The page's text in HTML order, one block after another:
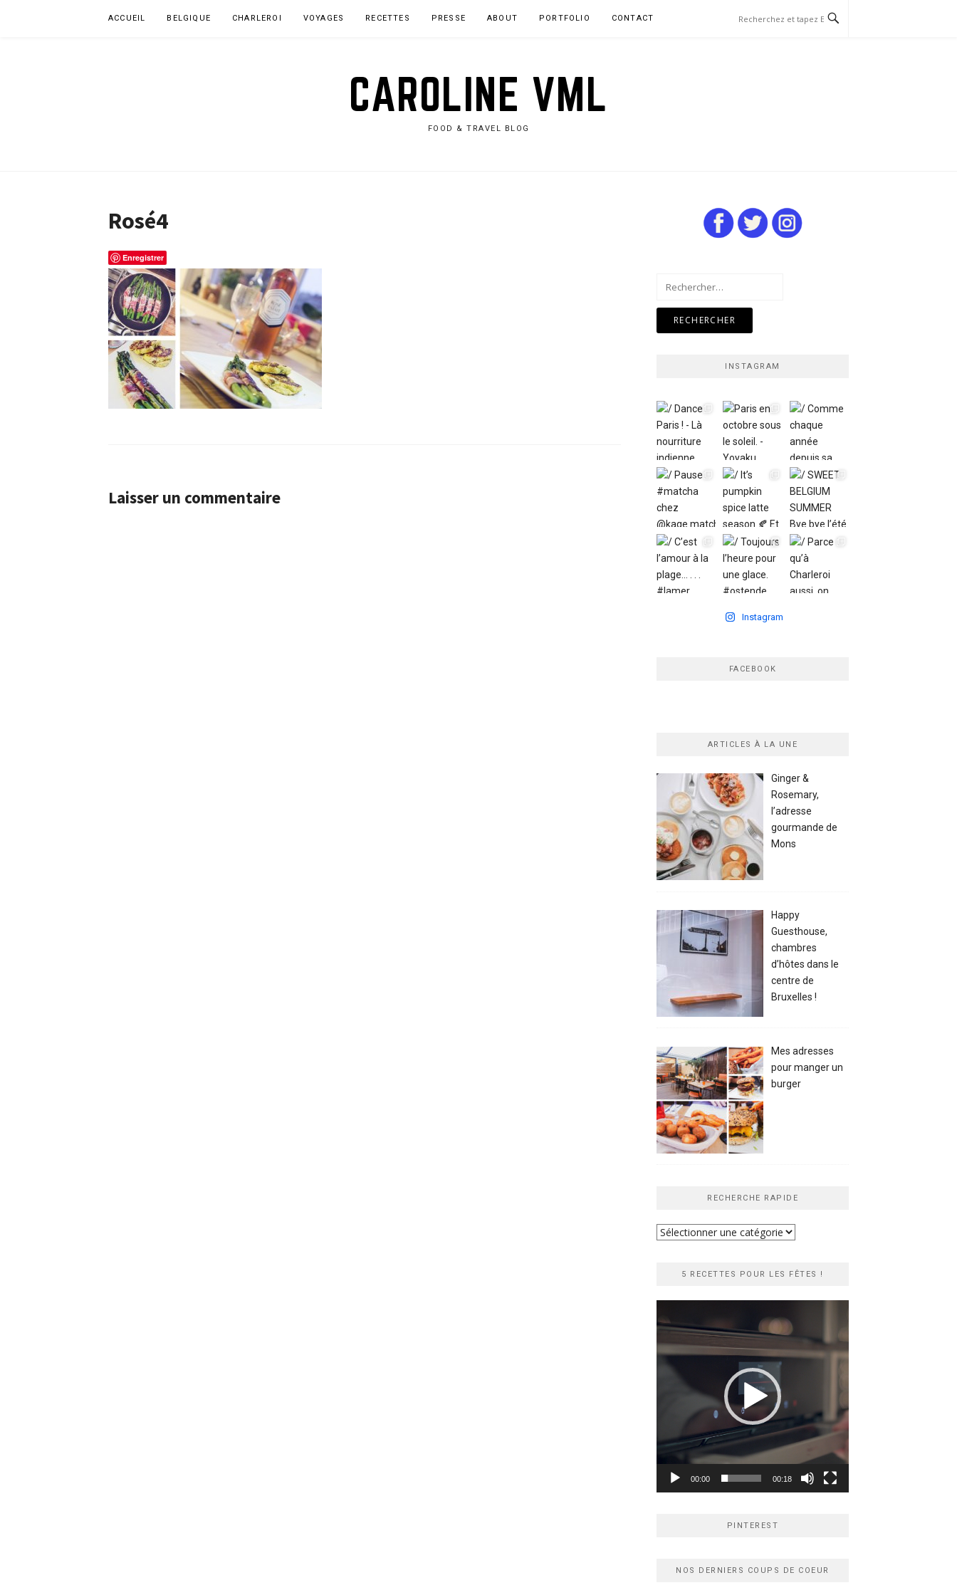
ACCUEIL BELGIQUE CHARLEROI VOYAGES RECETTES PRESSE ABOUT PORTFOLIO CONTACT
CAROLINE VML
FOOD & TRAVEL BLOG
Rosé4
Enregistrer
Laisser un commentaire
INSTAGRAM
Instagram
FACEBOOK
ARTICLES À LA UNE
Ginger &
Rosemary,
l’adresse
gourmande de
Mons
Happy
Guesthouse,
chambres
d’hôtes dans le
centre de
Bruxelles !
Mes adresses
pour manger un
burger
RECHERCHE RAPIDE
Recherche
5 RECETTES POUR LES FÊTES !
vidéo
00:00 00:18
PINTEREST
NOS DERNIERS COUPS DE COEUR